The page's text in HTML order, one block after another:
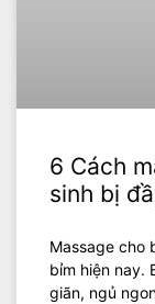
6 Cách
sinh bị
Massage cho
bỉm hiện nay.
giãn, ngủ